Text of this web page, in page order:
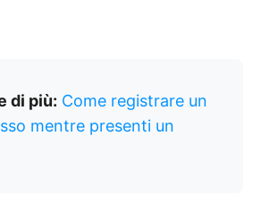
di più: Come registrare un
mentre presenti un